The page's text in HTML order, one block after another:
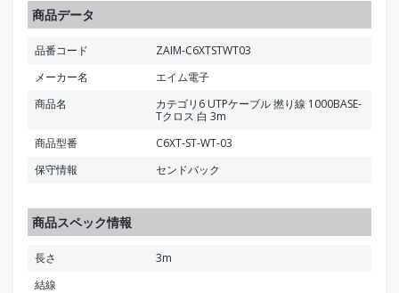
商品データ
品番コード
ZAIM-C6XTSTWT03
メーカー名
エイム電子
商品名
カテゴリ6 UTPケーブル 撚り線 1000BASE-
Tクロス 白 3m
商品型番
C6XT-ST-WT-03
保守情報
センドバック
商品スペック情報
長さ
3m
結線